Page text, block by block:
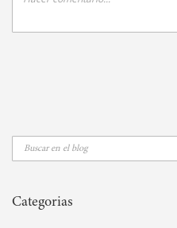
Buscar
Categorias